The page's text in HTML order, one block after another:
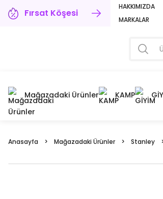
Fırsat Köşesi
HAKKIMIZDA
MARKALAR
Mağazadaki Ürünler KAMP
Anasayfa Mağazadaki Ürünler Stanley